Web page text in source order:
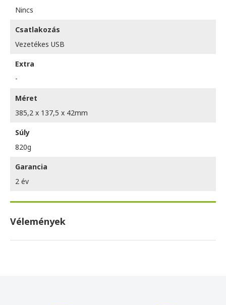
Nincs
Csatlakozás
Vezetékes USB
Extra
-
Méret
385,2 x 137,5 x 42mm
Súly
820g
Garancia
2 év
Vélemények